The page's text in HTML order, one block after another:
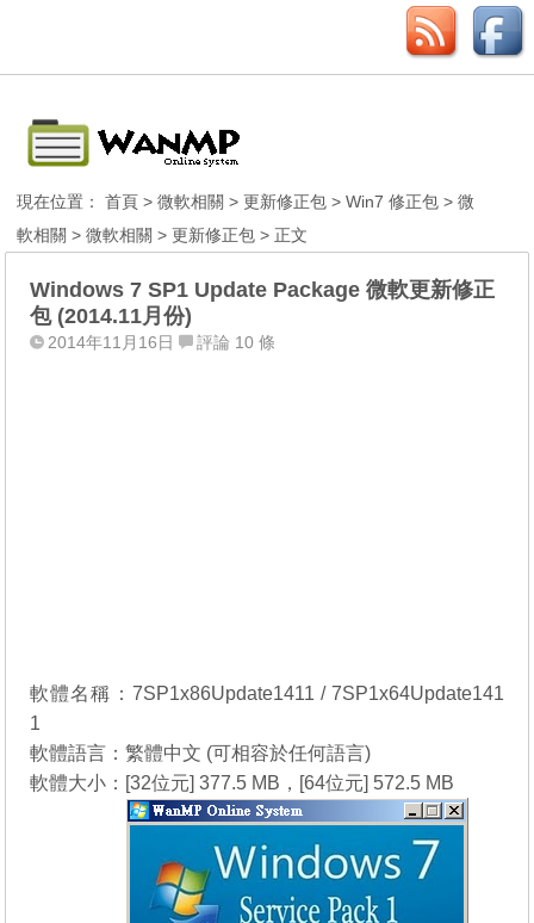
現在位置：首頁 >微軟相關 >更新修正包 >Win7 修正包 >微
軟相關 >微軟相關 >更新修正包 > 正文
Windows 7 SP1 Update Package 微軟更新修正
包 (2014.11月份)
2014年11月16日 評論 10 條
軟體名稱：7SP1x86Update1411 / 7SP1x64Update141
1
軟體語言：繁體中文 (可相容於任何語言)
軟體大小：[32位元] 377.5 MB，[64位元] 572.5 MB